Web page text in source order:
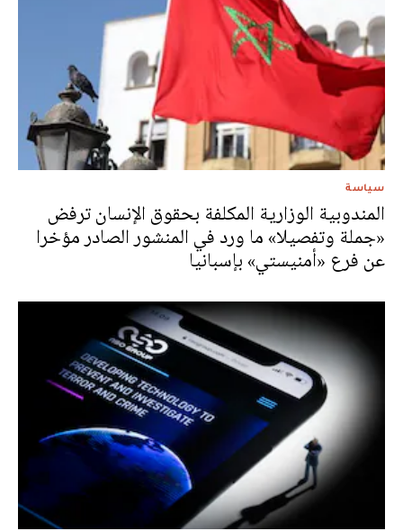
سياسة
المندوبية الوزارية المكلفة بحقوق الإنسان ترفض
«جملة وتفصيلا» ما ورد في المنشور الصادر مؤخرا
عن فرع «أمنيستي» بإسبانيا